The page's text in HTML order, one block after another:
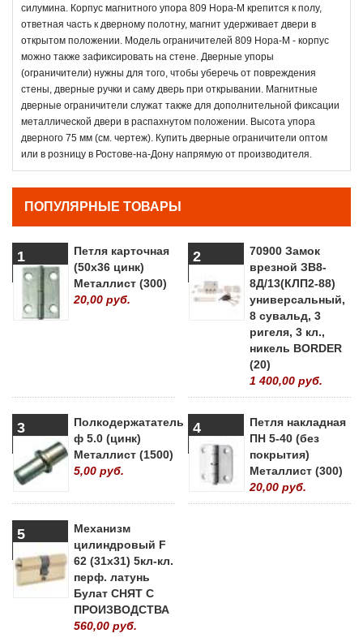
силумина. Корпус магнитного упора 809 Нора-М крепится к полу,
ответная часть к дверному полотну, магнит удерживает двери в
открытом положении. Модель ограничителей 809 Нора-М - корпус
можно также зафиксировать на стене. Дверные упоры
(ограничители) нужны для того, чтобы уберечь от повреждения
стены, дверные ручки и саму дверь при открывании. Магнитные
дверные ограничители служат также для дополнительной фиксации
металлической двери в распахнутом положении. Высота упора
дверного 75 мм (см. чертеж). Купить дверные ограничители оптом
или в розницу в Ростове-на-Дону напрямую от производителя.
ПОПУЛЯРНЫЕ ТОВАРЫ
1
Петля карточная
(50х36 цинк)
Металлист (300)
20,00 руб.
2
70900 Замок
врезной ЗВ8-
8Д/13(КЛП2-88)
универсальный,
8 сувальд, 3
ригеля, 3 кл.,
никель BORDER
(20)
1 400,00 руб.
3
Полкодержататель
ф 5.0 (цинк)
Металлист (1500)
5,00 руб.
4
Петля накладная
ПН 5-40 (без
покрытия)
Металлист (300)
20,00 руб.
5
Механизм
цилиндровый F
62 (31х31) 5кл-кл.
перф. латунь
Булат СНЯТ С
ПРОИЗВОДСТВА
560,00 руб.